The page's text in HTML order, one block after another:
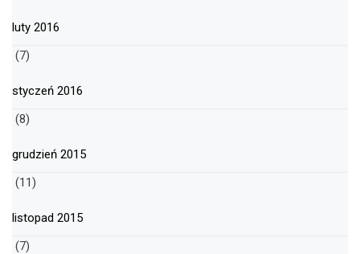
luty 2016
(7)
styczeń 2016
(8)
grudzień 2015
(11)
listopad 2015
(7)